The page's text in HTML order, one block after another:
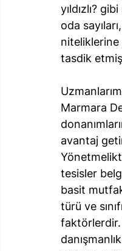
yıldızlı?
oda
niteliklerine
tasdik
Marmara
avantaj
tesisler
basit
türü ve
faktörlerdir.